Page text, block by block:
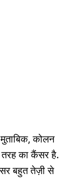
कोलन
तरह का कैंसर है.
बहुत तेज़ी से